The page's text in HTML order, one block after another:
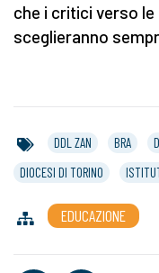
che i critici verso
sceglieranno
DDL ZAN BRA
DIOCESI DI TORINO
EDUCAZIONE